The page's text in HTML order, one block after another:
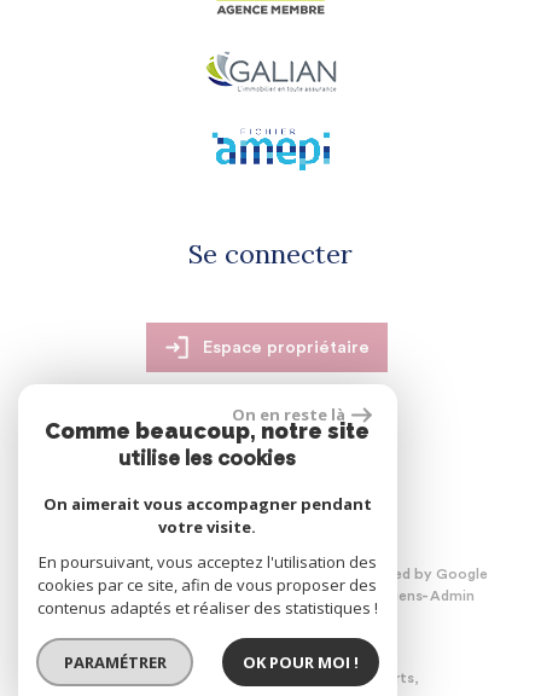
Se connecter
Espace propriétaire
réalisé par
© 2026 | Tous droits réservés | Traduction powered by Google
Plan du site
Mentions légales Nos honoraires Liens Admin
Site internet compatible multi-supports,
On en reste là
Comme beaucoup, notre site
utilise les cookies
On aimerait vous accompagner pendant
votre visite.
En poursuivant, vous acceptez l'utilisation des
cookies par ce site, afin de vous proposer des
contenus adaptés et réaliser des statistiques !
PARAMÉTRER OK POUR MOI !